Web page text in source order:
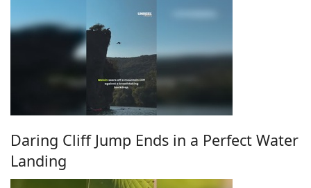
Daring Cliff Jump Ends in a Perfect Water
Landing